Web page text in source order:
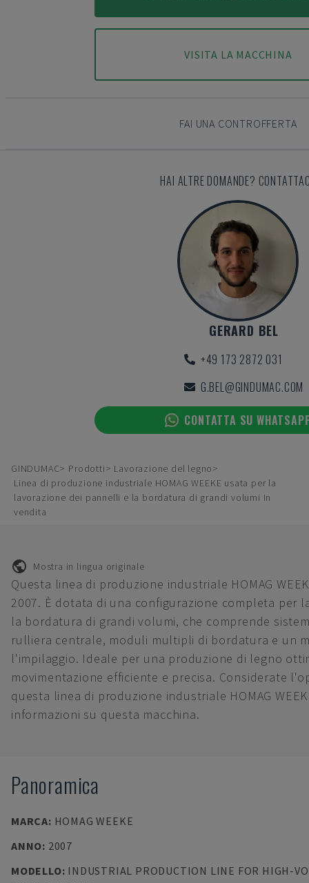
VISITA LA MACCHINA
FAI UNA CONTROFFERTA
HAI ALTRE DOMANDE?
GERARD BEL
+49 173 2872 031
G.BEL@GINDUMAC.COM
CONTATTA SU
GINDUMAC Prodotti
Lavorazione del legno
Linea di produzione industriale HOMAG WEEKE usata per la
lavorazione dei pannelli e la bordatura di grandi volumi In
vendita
Mostra in lingua originale
Questa linea di produzione industriale HOMAG
2007. È dotata di una configurazione completa per
la bordatura di grandi volumi, che comprende
rulliera centrale, moduli multipli di bordatura e un
l'impilaggio. Ideale per una produzione di legno
movimentazione efficiente e precisa. Considerate
questa linea di produzione industriale HOMAG
informazioni su questa macchina.
Panoramica
MARCA: HOMAG WEEKE
ANNO: 2007
MODELLO: INDUSTRIAL PRODUCTION LINE FOR HIGH-